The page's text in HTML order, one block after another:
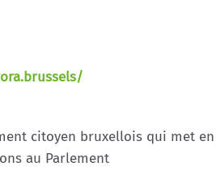
citoyen bruxellois qui met
au Parlement